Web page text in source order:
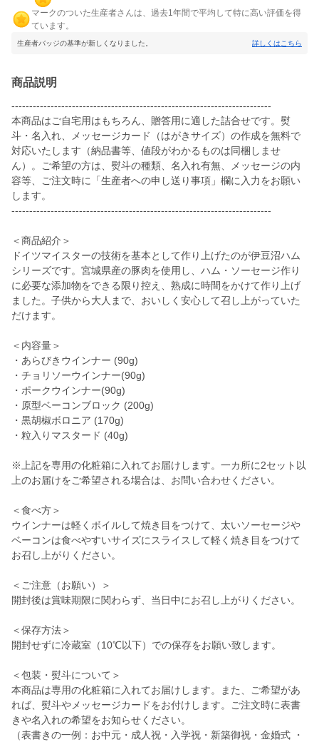
マークのついた生産者さんは、過去1年間で平均して特に高い評価を得
ています。
生産者バッジの基準が新しくなりました。 詳しくはこちら
商品説明
-------------------------------------------------------------------------
本商品はご自宅用はもちろん、贈答用に適した詰合せです。熨
斗・名入れ、メッセージカード（はがきサイズ）の作成を無料で
対応いたします（納品書等、値段がわかるものは同梱しませ
ん）。ご希望の方は、熨斗の種類、名入れ有無、メッセージの内
容等、ご注文時に「生産者への申し送り事項」欄に入力をお願い
します。
-------------------------------------------------------------------------
＜商品紹介＞
ドイツマイスターの技術を基本として作り上げたのが伊豆沼ハム
シリーズです。宮城県産の豚肉を使用し、ハム・ソーセージ作り
に必要な添加物をできる限り控え、熟成に時間をかけて作り上げ
ました。子供から大人まで、おいしく安心して召し上がっていた
だけます。
＜内容量＞
・あらびきウインナー (90g)
・チョリソーウインナー(90g)
・ポークウインナー(90g)
・原型ベーコンブロック (200g)
・黒胡椒ボロニア (170g)
・粒入りマスタード (40g)
※上記を専用の化粧箱に入れてお届けします。一カ所に2セット以
上のお届けをご希望される場合は、お問い合わせください。
＜食べ方＞
ウインナーは軽くボイルして焼き目をつけて、太いソーセージや
ベーコンは食べやすいサイズにスライスして軽く焼き目をつけて
お召し上がりください。
＜ご注意（お願い）＞
開封後は賞味期限に関わらず、当日中にお召し上がりください。
＜保存方法＞
開封せずに冷蔵室（10℃以下）での保存をお願い致します。
＜包装・熨斗について＞
本商品は専用の化粧箱に入れてお届けします。また、ご希望があ
れば、熨斗やメッセージカードをお付けします。ご注文時に表書
きや名入れの希望をお知らせください。
（表書きの一例：お中元・成人祝・入学祝・新築御祝・金婚式 ・